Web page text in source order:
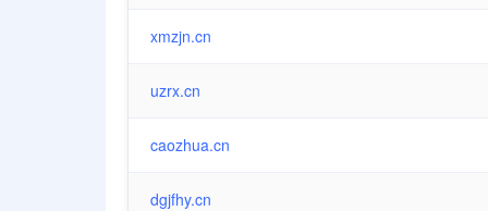
xmzjn.cn
uzrx.cn
caozhua.cn
dgjfhy.cn